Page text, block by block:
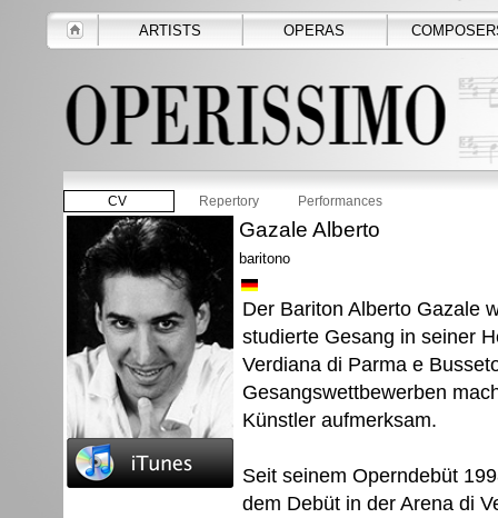
ARTISTS OPERAS
CV Repertory Performances
Gazale Alberto
baritono
Der Bariton Alberto Gazale
studierte Gesang in seiner
Verdiana di Parma e
Gesangswettbewerben
Künstler aufmerksam.
Seit seinem Operndebüt
dem Debüt in der Arena di